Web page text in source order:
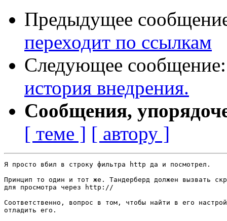
Предыдущее
переходит по ссылкам
Следующее
история внедрения.
Сообщения,
[ теме ] [ автору ]
Я просто вбил в строку фильтра http да и посмотрел.
Принцип то один и тот же. Тандерберд должен вызвать
для просмотра через http://
Соответственно, вопрос в том, чтобы найти в его
отладить его.